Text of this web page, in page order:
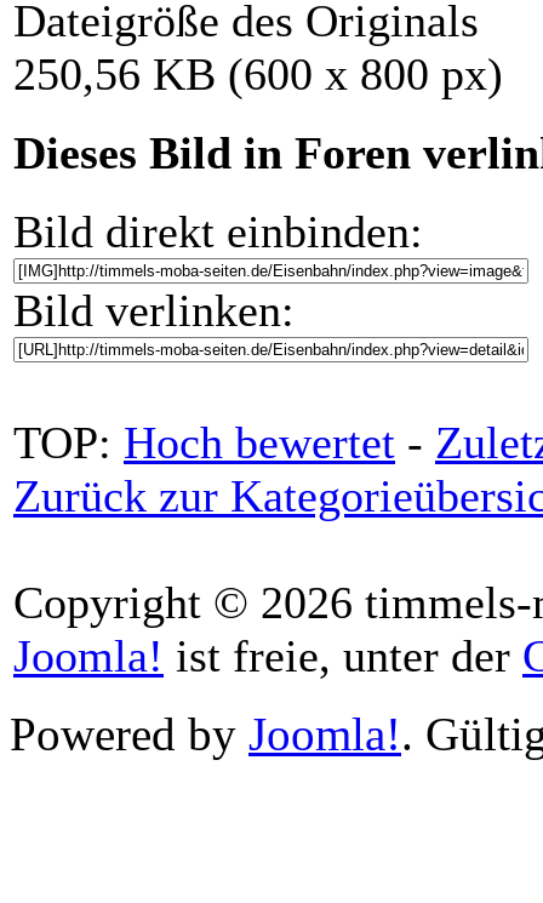
Dateigröße des Originals
250,56 KB (600 x 800 px)
Dieses Bild in Foren
Bild direkt einbinden:
Bild verlinken:
TOP: Hoch bewertet -
Zurück zur
Copyright © 2026 timmels-
Joomla! ist freie, unter der
Powered by Joomla!.